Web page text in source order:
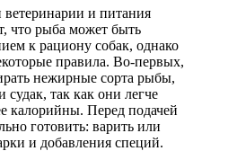
и питания
что рыба может быть
к рациону собак, однако
правила. Во-первых,
нежирные сорта рыбы,
судак, так как они легче
калорийны. Перед подачей
готовить: варить или
и добавления специй.